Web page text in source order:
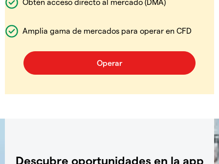
Amplia gama de mercados para operar en CFD
Descubre oportunidades en la app